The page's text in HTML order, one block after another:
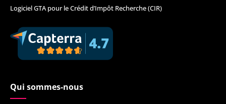
Logiciel GTA pour le Crédit d’Impôt Recherche (CIR)
Qui sommes-nous